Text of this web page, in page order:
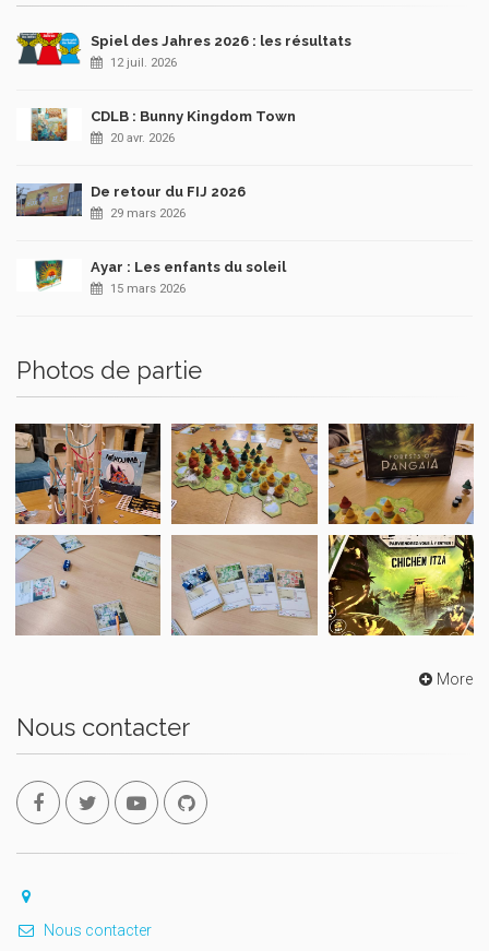
Spiel des Jahres 2026 : les résultats
12 juil. 2026
CDLB : Bunny Kingdom Town
20 avr. 2026
De retour du FIJ 2026
29 mars 2026
Ayar : Les enfants du soleil
15 mars 2026
Photos de partie
More
Nous contacter
Nous contacter